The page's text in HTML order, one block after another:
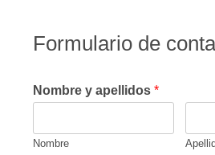
Formulario de
Nombre y apellidos*
Nombre